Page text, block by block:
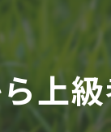
表
フ 料金表
高崎店 料金表
テミル試打会とは・・
テミル試打会日程
ッテイング・試打
上